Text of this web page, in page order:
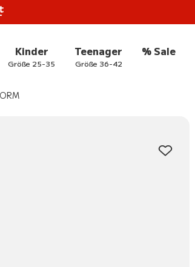
Kinder
Größe 25-35
Teenager
Größe 36-42
% Sale